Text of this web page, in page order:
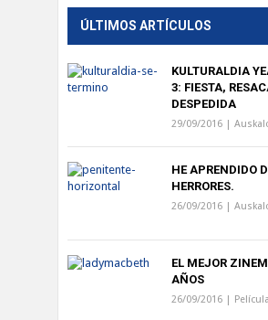
ÚLTIMOS ARTÍCULOS
KULTURALDIA
3: FIESTA,
DESPEDIDA
29/09/2016 |
HE APRENDIDO
HERRORES.
26/09/2016 |
EL MEJOR
AÑOS
26/09/2016 |